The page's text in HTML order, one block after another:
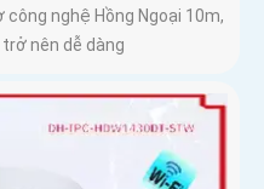
nghệ Hồng Ngoại 10m,
nên dễ dàng